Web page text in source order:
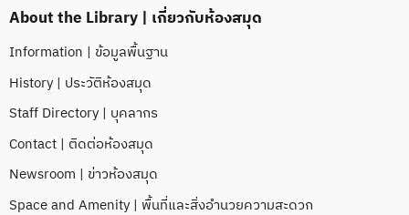
About the Library | เกี่ยวกับห้องสมุด
Information | ข้อมูลพื้นฐาน
History | ประวัติห้องสมุด
Staff Directory | บุคลากร
Contact | ติดต่อห้องสมุด
Newsroom | ข่าวห้องสมุด
Space and Amenity | พื้นที่และสิ่งอำนวยความสะดวก